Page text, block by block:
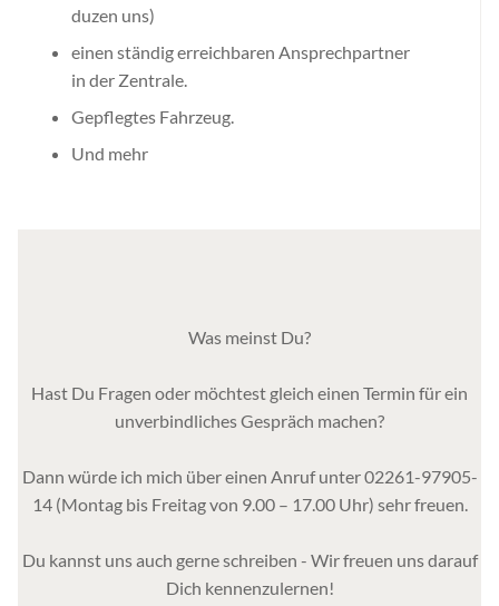
duzen uns)
einen ständig erreichbaren Ansprechpartner
in der Zentrale.
Gepflegtes Fahrzeug.
Und mehr
Was meinst Du?
Hast Du Fragen oder möchtest gleich einen Termin für ein
unverbindliches Gespräch machen?
Dann würde ich mich über einen Anruf unter 02261-97905-
14 (Montag bis Freitag von 9.00 – 17.00 Uhr) sehr freuen.
Du kannst uns auch gerne schreiben - Wir freuen uns darauf
Dich kennenzulernen!